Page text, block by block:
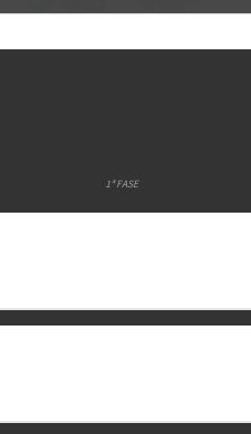
EDILSON O JOGADOR HIIDAN
betocachinhos. nickolaz72
1ª FASE